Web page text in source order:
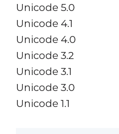
Unicode 5.0
Unicode 4.1
Unicode 4.0
Unicode 3.2
Unicode 3.1
Unicode 3.0
Unicode 1.1